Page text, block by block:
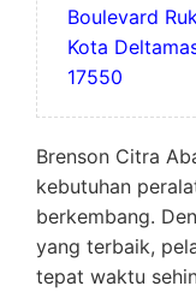
Boulevard
Kota
17550
Brenson Citra
kebutuhan
berkembang.
yang terbaik,
tepat waktu